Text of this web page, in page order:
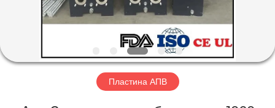
КОМПАНИИ
Пластина АПВ